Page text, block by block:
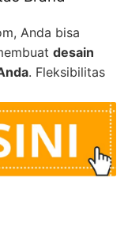
Anda bisa
desain
. Fleksibilitas